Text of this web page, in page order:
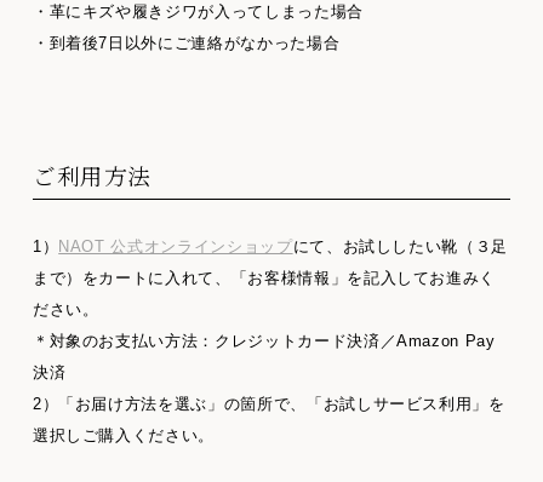
・革にキズや履きジワが入ってしまった場合
・到着後7日以外にご連絡がなかった場合
ご利用方法
1） NAOT 公式オンラインショップにて、お試ししたい靴（３足
まで）をカートに入れて、「お客様情報」を記入してお進みく
ださい。
＊対象のお支払い方法：クレジットカード決済／Amazon Pay
決済
2）「お届け方法を選ぶ」の箇所で、「お試しサービス利用」を
選択しご購入ください。